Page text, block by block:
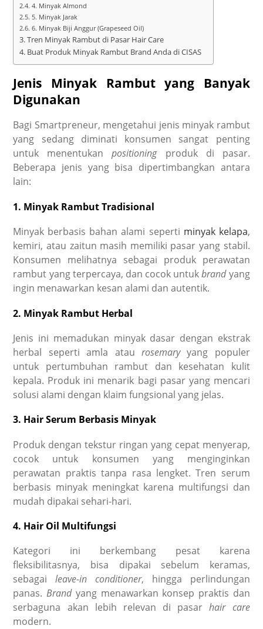
4. Minyak Almond
5. Minyak Jarak
6. Minyak Biji Anggur (Grapeseed Oil)
Tren Minyak Rambut di Pasar Hair Care
Buat Produk Minyak Rambut Brand Anda di CISAS
Jenis Minyak Rambut yang Banyak
Digunakan
Bagi Smartpreneur, mengetahui jenis minyak rambut
yang sedang diminati konsumen sangat penting
untuk menentukanpositioning produk di pasar.
Beberapa jenis yang bisa dipertimbangkan antara
lain:
1. Minyak Rambut Tradisional
Minyak berbasis bahan alami seperti minyak kelapa,
kemiri, atau zaitun masih memiliki pasar yang stabil.
Konsumen melihatnya sebagai produk perawatan
rambut yang terpercaya, dan cocok untukbrandyang
ingin menawarkan kesan alami dan autentik.
2. Minyak Rambut Herbal
Jenis ini memadukan minyak dasar dengan ekstrak
herbal seperti amla atau rosemaryyang populer
untuk pertumbuhan rambut dan kesehatan kulit
kepala. Produk ini menarik bagi pasar yang mencari
solusi alami dengan klaim fungsional yang jelas.
3. Hair Serum Berbasis Minyak
Produk dengan tekstur ringan yang cepat menyerap,
cocok untuk konsumen yang menginginkan
perawatan praktis tanpa rasa lengket. Tren serum
berbasis minyak meningkat karena multifungsi dan
mudah dipakai sehari-hari.
4. Hair Oil Multifungsi
Kategori ini berkembang pesat karena
fleksibilitasnya, bisa dipakai sebelum keramas,
sebagaileave-in conditioner, hingga perlindungan
panas.Brandyang menawarkan konsep praktis dan
serbaguna akan lebih relevan di pasarhair care
modern.